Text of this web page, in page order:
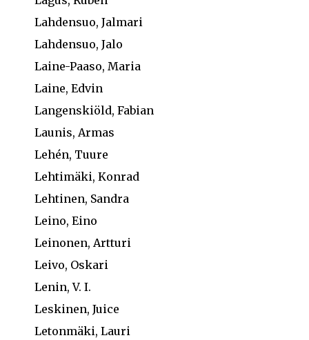
Lahdensuo, Jalmari
Lahdensuo, Jalo
Laine-Paaso, Maria
Laine, Edvin
Langenskiöld, Fabian
Launis, Armas
Lehén, Tuure
Lehtimäki, Konrad
Lehtinen, Sandra
Leino, Eino
Leinonen, Artturi
Leivo, Oskari
Lenin, V. I.
Leskinen, Juice
Letonmäki, Lauri